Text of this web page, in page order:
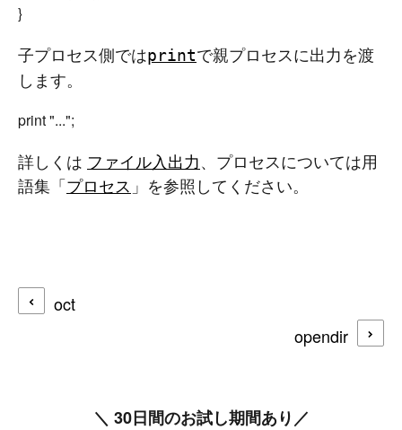
子プロセス側ではprintで親プロセスに出力を渡
します。
詳しくは ファイル入出力、プロセスについては用
語集「プロセス 」を参照してください。
oct
opendir
＼ 30日間のお試し期間あり／